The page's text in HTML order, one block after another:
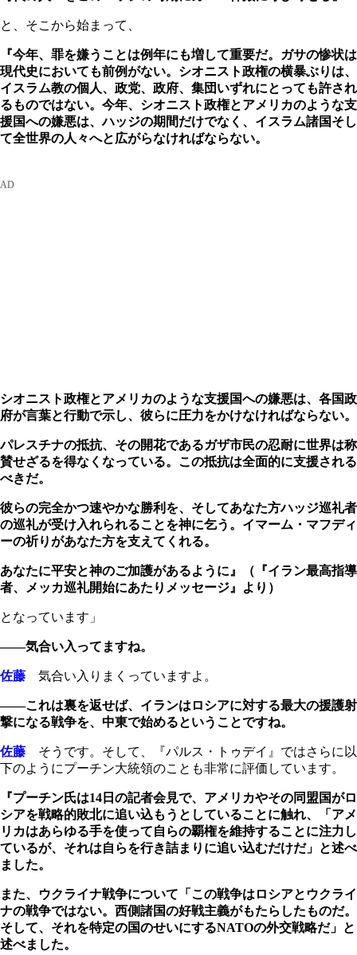
と、そこから始まって、
『今年、罪を嫌うことは例年にも増して重要だ。ガサの惨状は
現代史においても前例がない。シオニスト政権の横暴ぶりは、
イスラム教の個人、政党、政府、集団いずれにとっても許され
るものではない。今年、シオニスト政権とアメリカのような支
援国への嫌悪は、ハッジの期間だけでなく、イスラム諸国そし
て全世界の人々へと広がらなければならない。
シオニスト政権とアメリカのような支援国への嫌悪は、各国政
府が言葉と行動で示し、彼らに圧力をかけなければならない。
パレスチナの抵抗、その開花であるガザ市民の忍耐に世界は称
賛せざるを得なくなっている。この抵抗は全面的に支援される
べきだ。
彼らの完全かつ速やかな勝利を、そしてあなた方ハッジ巡礼者
の巡礼が受け入れられることを神に乞う。イマーム・マフディ
ーの祈りがあなた方を支えてくれる。
あなたに平安と神のご加護があるように』（『イラン最高指導
者、メッカ巡礼開始にあたりメッセージ』より）
となっています」
――気合い入ってますね。
佐藤 気合い入りまくっていますよ。
――これは裏を返せば、イランはロシアに対する最大の援護射
撃になる戦争を、中東で始めるということですね。
佐藤 そうです。そして、『パルス・トゥデイ』ではさらに以
下のようにプーチン大統領のことも非常に評価しています。
『プーチン氏は14日の記者会見で、アメリカやその同盟国がロ
シアを戦略的敗北に追い込もうとしていることに触れ、「アメ
リカはあらゆる手を使って自らの覇権を維持することに注力し
ているが、それは自らを行き詰まりに追い込むだけだ」と述べ
ました。
また、ウクライナ戦争について「この戦争はロシアとウクライ
ナの戦争ではない。西側諸国の好戦主義がもたらしたものだ。
そして、それを特定の国のせいにするNATOの外交戦略だ」と
述べました。